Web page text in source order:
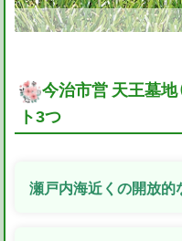
今治市営 天王墓地
ト3つ
瀬戸内海近くの開放的